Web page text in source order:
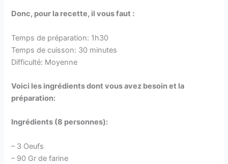
Donc, pour la recette, il vous faut :
Temps de préparation: 1h30
Temps de cuisson: 30 minutes
Difficulté: Moyenne
Voici les ingrédients dont vous avez besoin et la
préparation:
Ingrédients (8 personnes):
– 3 Oeufs
– 90 Gr de farine